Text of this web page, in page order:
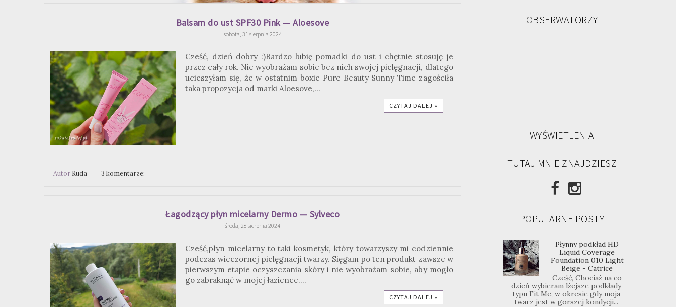
Balsam do ust SPF30 Pink — Aloesove
sobota, 31 sierpnia 2024
Cześć, dzień dobry :)Bardzo lubię pomadki do ust i chętnie stosuję je
przez cały rok. Nie wyobrażam sobie bez nich swojej pielęgnacji, dlatego
ucieszyłam się, że w ostatnim boxie Pure Beauty Sunny Time zagościła
taka propozycja od marki Aloesove,...
CZYTAJ DALEJ »
Autor Ruda 3 komentarze:
Łagodzący płyn micelarny Dermo — Sylveco
środa, 28 sierpnia 2024
Cześć,płyn micelarny to taki kosmetyk, który towarzyszy mi codziennie
podczas wieczornej pielęgnacji twarzy. Sięgam po ten produkt zawsze w
pierwszym etapie oczyszczania skóry i nie wyobrażam sobie, aby mogło
go zabraknąć w mojej łazience....
CZYTAJ DALEJ »
OBSERWATORZY
WYŚWIETLENIA
TUTAJ MNIE ZNAJDZIESZ
POPULARNE POSTY
Płynny podkład HD
Liquid Coverage
Foundation 010 Light
Beige - Catrice
Cześć, Chociaż na co
dzień wybieram lżejsze podkłady
typu Fit Me, w okresie gdy moja
twarz jest w gorszej kondycji...